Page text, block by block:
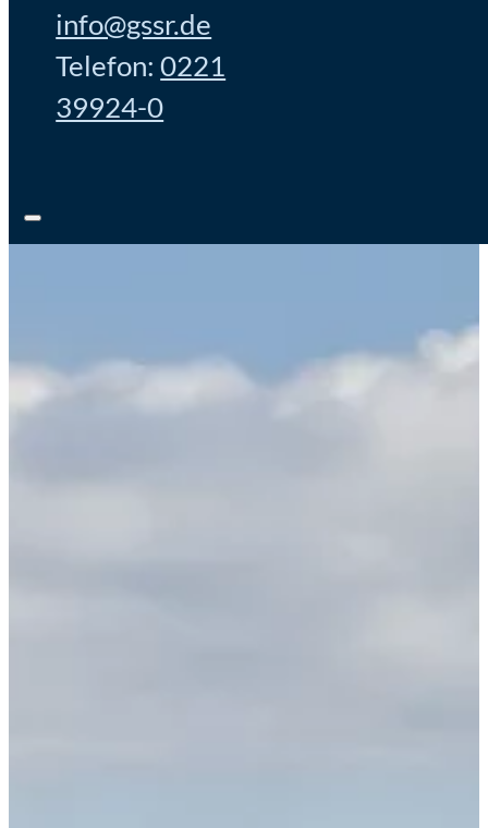
info@gssr.de
Telefon:0221
39924-0